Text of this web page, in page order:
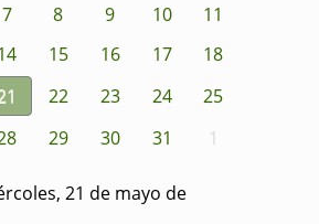
7 8 9 10
11
15 16 17
18
22 23 24
25
29 30 31 1
21 de mayo de